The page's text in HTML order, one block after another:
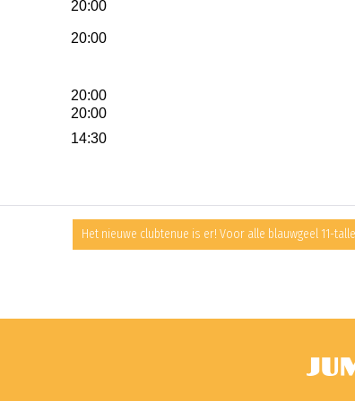
20:00
20:00
20:00
20:00
14:30
Het nieuwe clubtenue is er! Voor alle blauwgeel 11-